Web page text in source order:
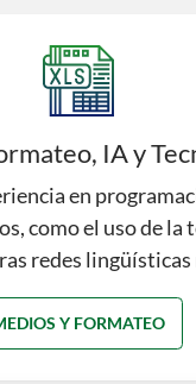
IA y
en
como el uso de
redes
Y FORMATEO